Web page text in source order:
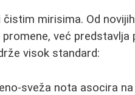
mirisima. Od
već predstavlja
visok standard:
sveža nota asocira